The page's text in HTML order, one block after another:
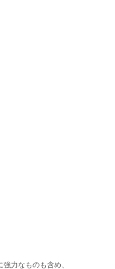
力なものも含め、